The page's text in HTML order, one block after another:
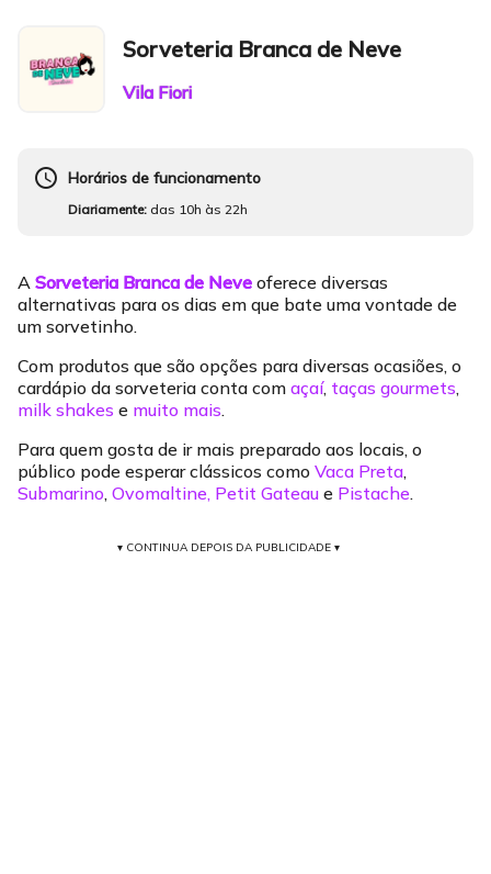
Sorveteria Branca de Neve
Vila Fiori
schedule Horários de funcionamento
Diariamente: das 10h às 22h
A Sorveteria Branca de Neve oferece diversas
alternativas para os dias em que bate uma vontade de
um sorvetinho.
Com produtos que são opções para diversas ocasiões, o
cardápio da sorveteria conta com açaí, taças gourmets,
milk shakes e muito mais.
Para quem gosta de ir mais preparado aos locais, o
público pode esperar clássicos como Vaca Preta,
Submarino, Ovomaltine, Petit Gateau e Pistache.
▾ CONTINUA DEPOIS DA PUBLICIDADE ▾